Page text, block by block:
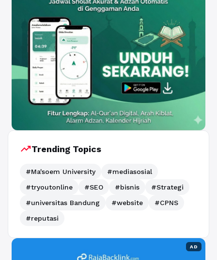
trending_upTrending Topics
#Ma'soem University
#mediasosial
#tryoutonline
#SEO #bisnis
#Strategi
#universitas Bandung
#website
#CPNS
#reputasi
AD